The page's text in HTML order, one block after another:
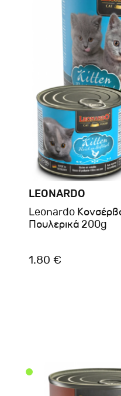
LEONARDO
Leonardo
Πουλερικά 200g
1.80 €